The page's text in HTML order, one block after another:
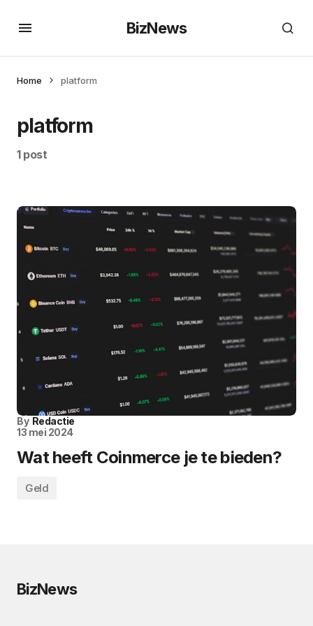
BizNews
Home platform
platform
1 post
By Redactie
13 mei 2024
Wat heeft Coinmerce je te bieden?
Geld
BizNews